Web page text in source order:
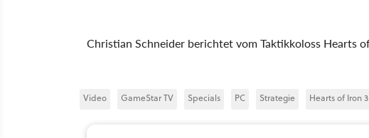
Christian Schneider berichtet vom Taktikkoloss Hearts
Video GameStar TV Specials PC Strategie Hearts of Iron 3